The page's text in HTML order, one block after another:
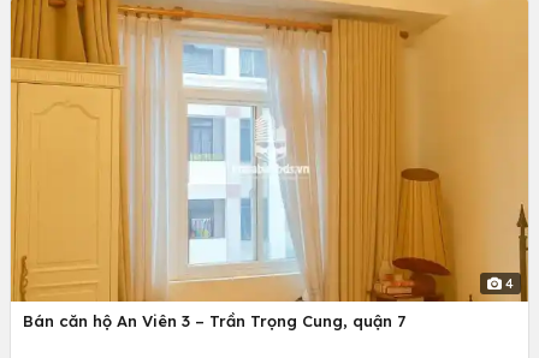
4
Bán căn hộ An Viên 3 – Trần Trọng Cung, quận 7